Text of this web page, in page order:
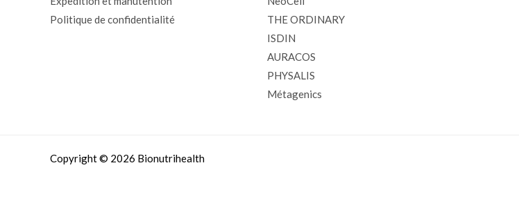
Politique de confidentialité
THE ORDINARY
ISDIN
AURACOS
PHYSALIS
Métagenics
Copyright © 2026 Bionutrihealth